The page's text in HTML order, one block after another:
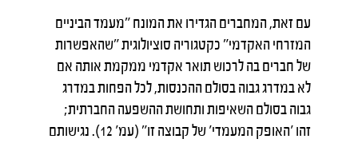
עם זאת, המחברים הגדירו את המונח "מעמד הביניים
המזרחי האקדמי" כקטגוריה סוציולוגית "שהאפשרות
של חברים בה לרכוש תואר אקדמי ממקמת אותה אם
לא במדרג גבוה בסולם ההכנסות, לכל הפחות במדרג
גבוה בסולם השאיפות ותחושת ההשפעה החברתית;
זהו 'האופק המעמדי' של קבוצה זו" (עמ' 12). נגישותם